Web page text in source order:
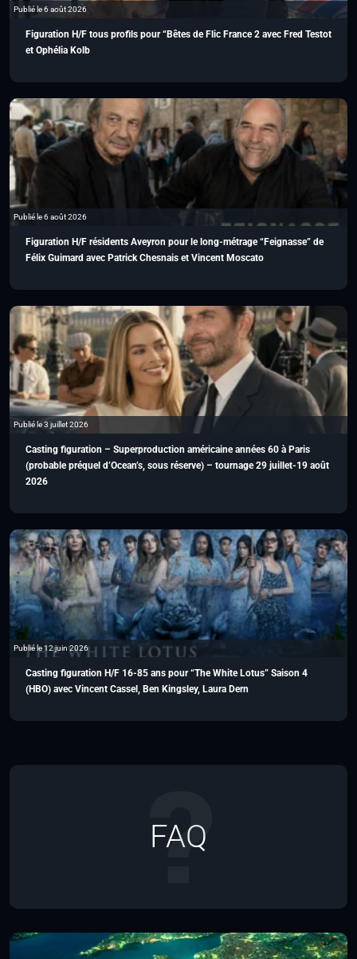
Publié le 6 août 2026
Figuration H/F tous profils pour “Bêtes de Flic France 2 avec Fred Testot
et Ophélia Kolb
Publié le 6 août 2026
Figuration H/F résidents Aveyron pour le long-métrage “Feignasse” de
Félix Guimard avec Patrick Chesnais et Vincent Moscato
Publié le 3 juillet 2026
Casting figuration – Superproduction américaine années 60 à Paris
(probable préquel d’Ocean’s, sous réserve) – tournage 29 juillet-19 août
2026
Publié le 12 juin 2026
Casting figuration H/F 16-85 ans pour “The White Lotus” Saison 4
(HBO) avec Vincent Cassel, Ben Kingsley, Laura Dern
FAQ